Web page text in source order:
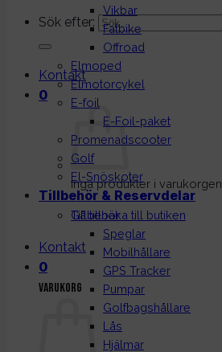
Sök efter:
Kontakt
0
Inga produkter i varukorgen.
Gå tillbaka till butiken
Kontakt
0
Varukorg
Vikbar
Fatbike
Offroad
Elmoped
Elmotorcykel
E-foil
E-Foil-paket
Promenadscooter
Golf
El-Snöskoter
Tillbehör & Reservdelar
Tillbehör
Speglar
Mobilhållare
GPS Tracker
Pumpar
Golfbagshållare
Lås
Hjälmar